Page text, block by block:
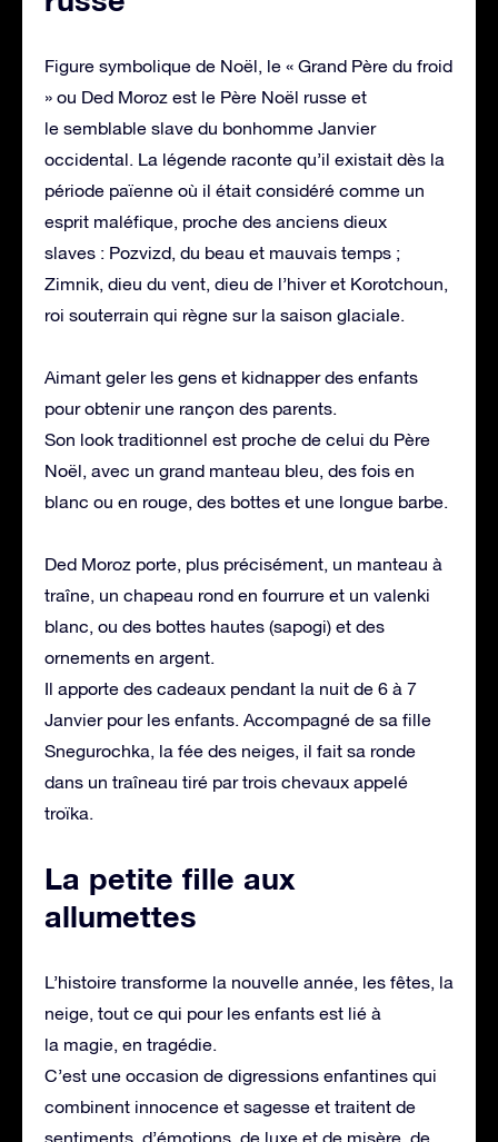
Figure symbolique de Noël, le « Grand Père du froid
» ou Ded Moroz est le Père Noël russe et
le semblable slave du bonhomme Janvier
occidental. La légende raconte qu’il existait dès la
période païenne où il était considéré comme un
esprit maléfique, proche des anciens dieux
slaves : Pozvizd, du beau et mauvais temps ;
Zimnik, dieu du vent, dieu de l’hiver et Korotchoun,
roi souterrain qui règne sur la saison glaciale.
Aimant geler les gens et kidnapper des enfants
pour obtenir une rançon des parents.
Son look traditionnel est proche de celui du Père
Noël, avec un grand manteau bleu, des fois en
blanc ou en rouge, des bottes et une longue barbe.
Ded Moroz porte, plus précisément, un manteau à
traîne, un chapeau rond en fourrure et un valenki
blanc, ou des bottes hautes (sapogi) et des
ornements en argent.
Il apporte des cadeaux pendant la nuit de 6 à 7
Janvier pour les enfants. Accompagné de sa fille
Snegurochka, la fée des neiges, il fait sa ronde
dans un traîneau tiré par trois chevaux appelé
troïka.
La petite fille aux
allumettes
L’histoire transforme la nouvelle année, les fêtes, la
neige, tout ce qui pour les enfants est lié à
la magie, en tragédie.
C’est une occasion de digressions enfantines qui
combinent innocence et sagesse et traitent de
sentiments, d’émotions, de luxe et de misère, de